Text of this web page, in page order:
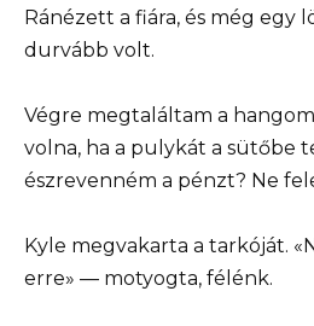
Ránézett a fiára, és még egy
durvább volt.
Végre megtaláltam a
volna, ha a pulykát a sütőbe
észrevenném a pénzt? Ne
Kyle megvakarta a tarkóját.
erre» — motyogta, félénk.